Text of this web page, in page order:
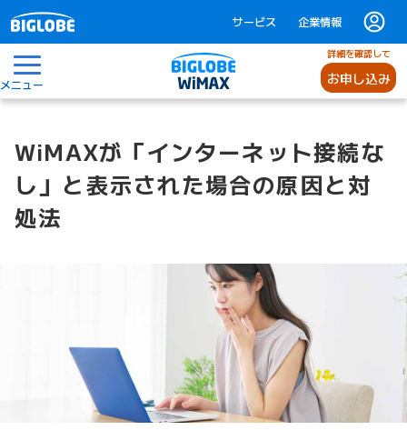
サービス 企業情報
メニュー
詳細を確認して
お申し込み
WiMAXが「インターネット接続な
し」と表示された場合の原因と対
処法